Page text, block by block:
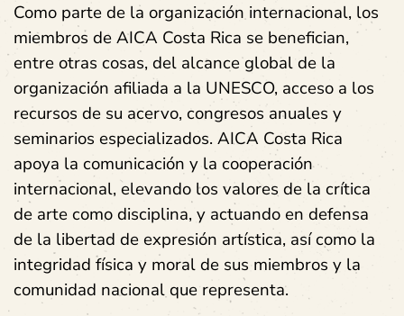
Como parte de la organización internacional, los
miembros de AICA Costa Rica se benefician,
entre otras cosas, del alcance global de la
organización afiliada a la UNESCO, acceso a los
recursos de su acervo, congresos anuales y
seminarios especializados. AICA Costa Rica
apoya la comunicación y la cooperación
internacional, elevando los valores de la crítica
de arte como disciplina, y actuando en defensa
de la libertad de expresión artística, así como la
integridad física y moral de sus miembros y la
comunidad nacional que representa.